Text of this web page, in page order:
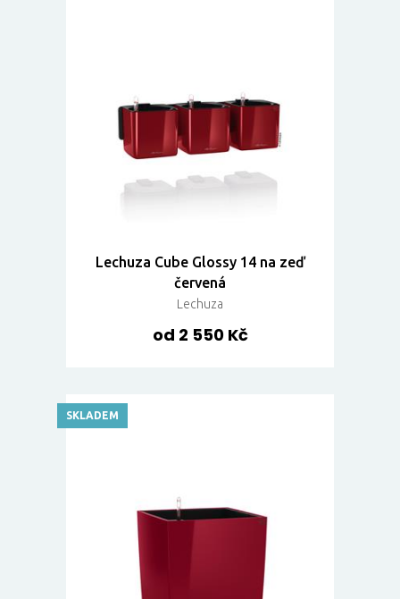
Lechuza Cube Glossy 14 na zeď
červená
Lechuza
od 2 550 Kč
SKLADEM